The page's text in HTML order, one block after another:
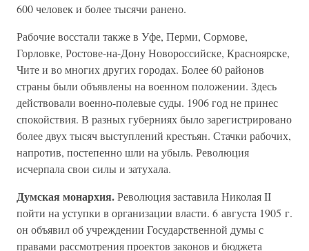
600 человек и более тысячи ранено.
Рабочие восстали также в Уфе, Перми, Сормове,
Горловке, Ростове-на-Дону Новороссийске, Красноярске,
Чите и во многих других городах. Более 60 районов
страны были объявлены на военном положении. Здесь
действовали военно-полевые суды. 1906 год не принес
спокойствия. В разных губерниях было зарегистрировано
более двух тысяч выступлений крестьян. Стачки рабочих,
напротив, постепенно шли на убыль. Революция
исчерпала свои силы и затухала.
Думская монархия.Революция заставила Николая II
пойти на уступки в организации власти. 6 августа 1905 г.
он объявил об учреждении Государственной думы с
правами рассмотрения проектов законов и бюджета